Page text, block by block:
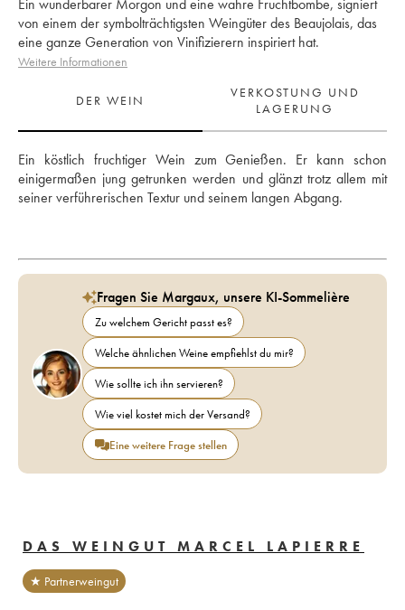
Ein wunderbarer Morgon und eine wahre Fruchtbombe, signiert
von einem der symbolträchtigsten Weingüter des Beaujolais, das
eine ganze Generation von Vinifizierern inspiriert hat.
Weitere Informationen
DER WEIN
VERKOSTUNG UND
LAGERUNG
Ein köstlich fruchtiger Wein zum Genießen. Er kann schon
einigermaßen jung getrunken werden und glänzt trotz allem mit
seiner verführerischen Textur und seinem langen Abgang.
Fragen Sie Margaux, unsere KI-Sommelière
Zu welchem Gericht passt es?
Welche ähnlichen Weine empfiehlst du mir?
Wie sollte ich ihn servieren?
Wie viel kostet mich der Versand?
Eine weitere Frage stellen
DAS WEINGUT MARCEL LAPIERRE
★ Partnerweingut